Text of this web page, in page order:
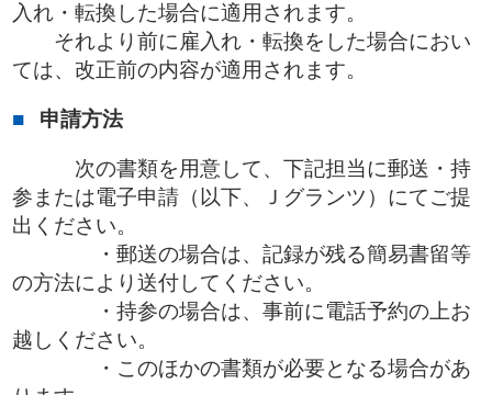
入れ・転換した場合に適用されます。
それより前に雇入れ・転換をした場合におい
ては、改正前の内容が適用されます。
申請方法
次の書類を用意して、下記担当に郵送・持
参または電子申請（以下、Ｊグランツ）にてご提
出ください。
・郵送の場合は、記録が残る簡易書留等
の方法により送付してください。
・持参の場合は、事前に電話予約の上お
越しください。
・このほかの書類が必要となる場合があ